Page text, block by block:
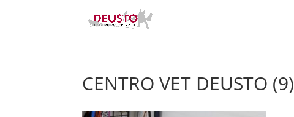
CENTRO VET DEUSTO (9)